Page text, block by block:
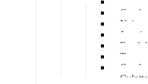
Fond
Tuyau